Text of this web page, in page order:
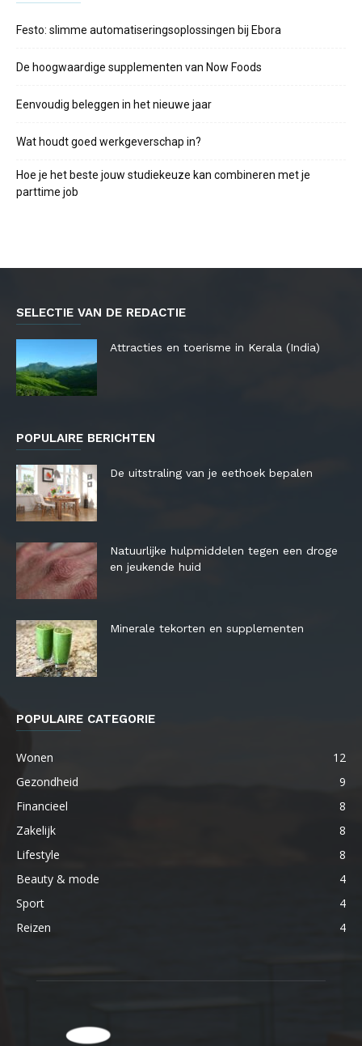
Festo: slimme automatiseringsoplossingen bij Ebora
De hoogwaardige supplementen van Now Foods
Eenvoudig beleggen in het nieuwe jaar
Wat houdt goed werkgeverschap in?
Hoe je het beste jouw studiekeuze kan combineren met je
parttime job
SELECTIE VAN DE REDACTIE
Attracties en toerisme in Kerala (India)
POPULAIRE BERICHTEN
De uitstraling van je eethoek bepalen
Natuurlijke hulpmiddelen tegen een droge
en jeukende huid
Minerale tekorten en supplementen
POPULAIRE CATEGORIE
Wonen
12
Gezondheid
9
Financieel
8
Zakelijk
8
Lifestyle
8
Beauty & mode
4
Sport
4
Reizen
4